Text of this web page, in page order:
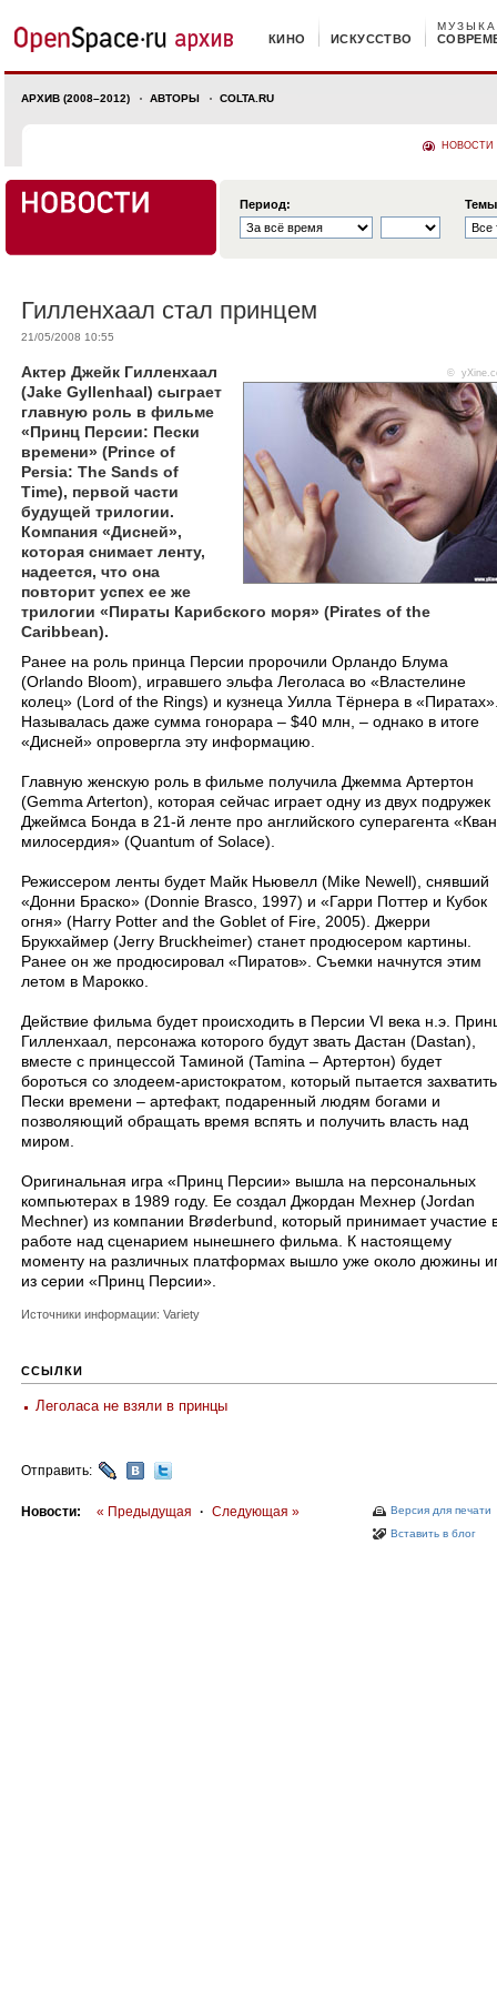
КИНО ИСКУССТВО
МУЗЫКА
АРХИВ (2008–2012) АВТОРЫ COLTA.RU
НОВОСТИ
Период:
Гилленхаал стал принцем
21/05/2008 10:55
©
Актер Джейк Гилленхаал
(Jake Gyllenhaal) сыграет
главную роль в фильме
«Принц Персии: Пески
времени» (Prince of
Persia: The Sands of
Time), первой части
будущей трилогии.
Компания «Дисней»,
которая снимает ленту,
надеется, что она
повторит успех ее же
трилогии «Пираты Карибского моря» (Pirates of the
Caribbean).
Ранее на роль принца Персии пророчили Орландо Блума
(Orlando Bloom), игравшего эльфа Леголаса во «Властелине
колец» (Lord of the Rings) и кузнеца Уилла Тёрнера в
Называлась даже сумма гонорара – $40 млн, – однако в итоге
«Дисней» опровергла эту информацию.
Главную женскую роль в фильме получила Джемма Артертон
(Gemma Arterton), которая сейчас играет одну из двух подружек
Джеймса Бонда в 21-й ленте про английского суперагента
милосердия» (Quantum of Solace).
Режиссером ленты будет Майк Ньювелл (Mike Newell), снявший
«Донни Браско» (Donnie Brasco , 1997) и «Гарри Поттер и Кубок
огня» (Harry Potter and the Goblet of Fire , 2005). Джерри
Брукхаймер (Jerry Bruckheimer) станет продюсером картины.
Ранее он же продюсировал «Пиратов». Съемки начнутся этим
летом в Марокко.
Действие фильма будет происходить в Персии VI века н.э.
Гилленхаал, персонажа которого будут звать Дастан (Dastan),
вместе с принцессой Таминой (Tamina – Артертон) будет
бороться со злодеем-аристократом, который пытается захватить
Пески времени – артефакт, подаренный людям богами и
позволяющий обращать время вспять и получить власть над
миром.
Оригинальная игра «Принц Персии» вышла на персональных
компьютерах в 1989 году. Ее создал Джордан Мехнер (Jordan
Mechner) из компании Brøderbund , который принимает участие
работе над сценарием нынешнего фильма. К настоящему
моменту на различных платформах вышло уже около дюжины
из серии «Принц Персии».
Источники информации: Variety
ССЫЛКИ
Леголаса не взяли в принцы
Отправить:
Версия для печати
Вставить в блог
Новости: « Предыдущая · Следующая »